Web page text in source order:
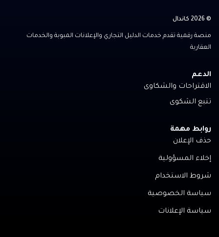
© 2026 كاندال
منصة رقمية تقدم خدمات الدليل التجاري والإعلانات المبوبة والخدمات
العقارية
الدعم
الاقتراحات والشكاوى
تتبع الشكوى
روابط مهمة
حذف الإعلان
إخلاء المسؤولية
شروط الاستخدام
سياسة الخصوصية
سياسة الإعلانات